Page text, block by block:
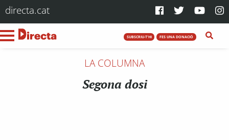
directa.cat
SUBSCRIU-T'HI FES UNA DONACIÓ
LA COLUMNA
Segona dosi